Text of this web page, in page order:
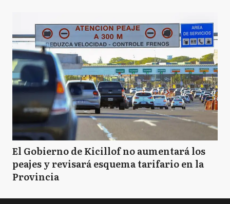
El Gobierno de Kicillof no aumentará los
peajes y revisará esquema tarifario en la
Provincia